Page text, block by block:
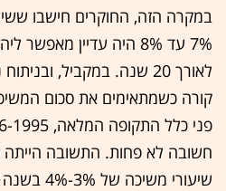
במקרה הזה, החוקרים חישבו
7% עד 8% היה עדיין
לאורך 20 שנה. במקביל,
קורה כשמתאימים את סכום
חשובה לא פחות. התשובה
שיעורי